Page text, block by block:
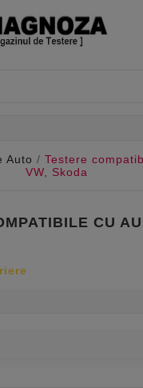
Auto
Testere
VW, Skoda
CU